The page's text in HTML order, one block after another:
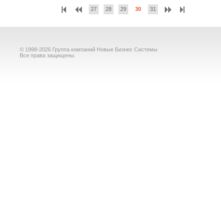
27 28 29 30 31
© 1998-2026 Группа компаний Новые Бизнес Системы
Все права защищены.